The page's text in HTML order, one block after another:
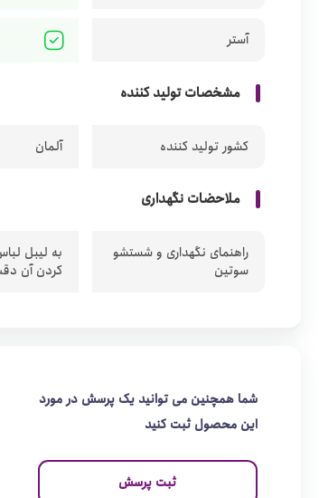
آستر
مشخصات تولید کننده
کشور تولید کننده آلمان
ملاحضات نگهداری
راهنمای نگهداری و شستشو
سوتین
به لیبل
کردن آن
شما همچنین می توانید یک پرسش در مورد
این محصول ثبت کنید
ثبت پرسش